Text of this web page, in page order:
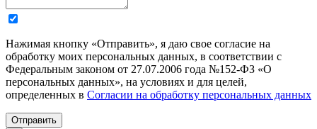
Нажимая кнопку «Отправить», я даю свое согласие на
обработку моих персональных данных, в соответствии с
Федеральным законом от 27.07.2006 года №152-ФЗ «О
персональных данных», на условиях и для целей,
определенных в Согласии на обработку персональных данных
Отправить